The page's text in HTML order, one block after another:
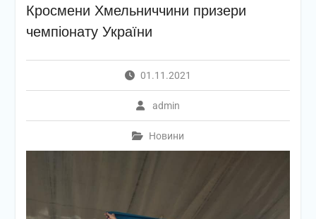
Кросмени Хмельниччини призери
чемпіонату України
01.11.2021
admin
Новини